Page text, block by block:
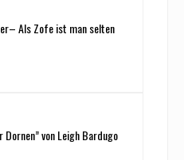
Als Zofe ist man selten
von Leigh Bardugo